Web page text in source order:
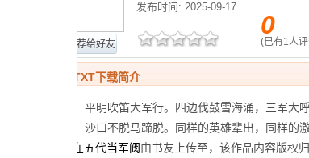
推荐给好友
发布时间: 2025-09-17
0
(已有1人
混在五代当军阀TXT下载简介
上将拥旗西出征，平明吹笛大军行。四边伐鼓雪海涌，三军大
剑河风急云片阔，沙口不脱马蹄脱。同样的英雄辈出，同样的
混在五代当军阀由书友上传至，该作品内容版权